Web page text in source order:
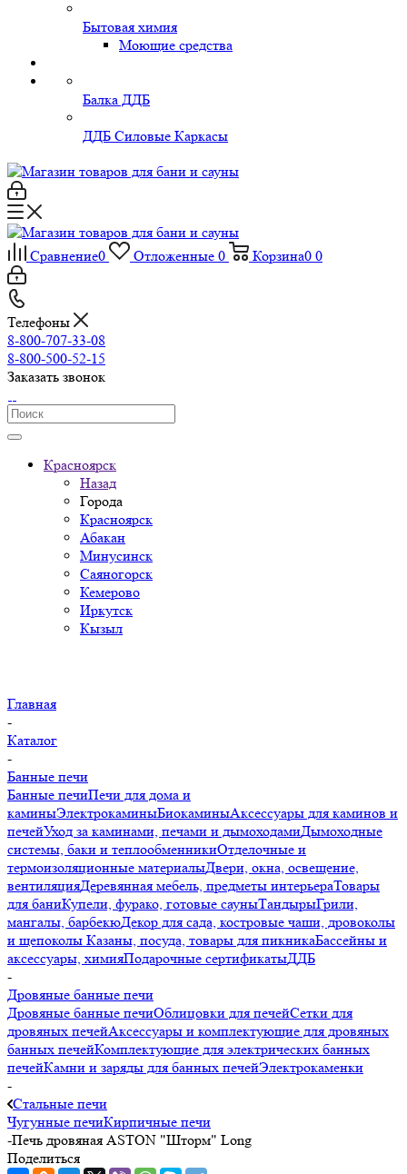
Бытовая химия
Моющие средства
Балка ДДБ
ДДБ Силовые Каркасы
Сравнение0 Отложенные 0 Корзина0 0
Телефоны
8-800-707-33-08
8-800-500-52-15
Заказать звонок
Красноярск
Назад
Города
Красноярск
Абакан
Минусинск
Саяногорск
Кемерово
Иркутск
Кызыл
Главная
-
Каталог
-
Банные печи
Банные печиПечи для дома и
каминыЭлектрокаминыБиокаминыАксессуары для каминов и
печейУход за каминами, печами и дымоходамиДымоходные
системы, баки и теплообменникиОтделочные и
термоизоляционные материалыДвери, окна, освещение,
вентиляцияДеревянная мебель, предметы интерьераТовары
для баниКупели, фурако, готовые сауныТандырыГрили,
мангалы, барбекюДекор для сада, костровые чаши, дровоколы
и щепоколы Казаны, посуда, товары для пикникаБассейны и
аксессуары, химияПодарочные сертификатыДДБ
-
Дровяные банные печи
Дровяные банные печиОблицовки для печейСетки для
дровяных печейАксессуары и комплектующие для дровяных
банных печейКомплектующие для электрических банных
печейКамни и заряды для банных печейЭлектрокаменки
-
Стальные печи
Чугунные печиКирпичные печи
-Печь дровяная ASTON "Шторм" Long
Поделиться